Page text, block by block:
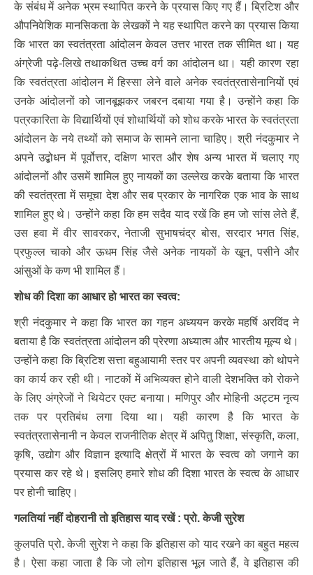
के संबंध में अनेक भ्रम स्थापित करने के प्रयास किए गए हैं। ब्रिटिश और
औपनिवेशिक मानसिकता के लेखकों ने यह स्थापित करने का प्रयास किया
कि भारत का स्वतंत्रता आंदोलन केवल उत्तर भारत तक सीमित था। यह
अंग्रेजी पढ़े-लिखे तथाकथित उच्च वर्ग का आंदोलन था। यही कारण रहा
कि स्वतंत्रता आंदोलन में हिस्सा लेने वाले अनेक स्वतंत्रतासेनानियों एवं
उनके आंदोलनों को जानबूझकर जबरन दबाया गया है। उन्होंने कहा कि
पत्रकारिता के विद्यार्थियों एवं शोधार्थियों को शोध करके भारत के स्वतंत्रता
आंदोलन के नये तथ्यों को समाज के सामने लाना चाहिए। श्री नंदकुमार ने
अपने उद्बोधन में पूर्वोत्तर, दक्षिण भारत और शेष अन्य भारत में चलाए गए
आंदोलनों और उसमें शामिल हुए नायकों का उल्लेख करके बताया कि भारत
की स्वतंत्रता में समूचा देश और सब प्रकार के नागरिक एक भाव के साथ
शामिल हुए थे। उन्होंने कहा कि हम सदैव याद रखें कि हम जो सांस लेते हैं,
उस हवा में वीर सावरकर, नेताजी सुभाषचंद्र बोस, सरदार भगत सिंह,
प्रफुल्ल चाको और ऊधम सिंह जैसे अनेक नायकों के खून, पसीने और
आंसुओं के कण भी शामिल हैं।
शोध की दिशा का आधार हो भारत का स्वत्व:
श्री नंदकुमार ने कहा कि भारत का गहन अध्ययन करके महर्षि अरविंद ने
बताया है कि स्वतंत्रता आंदोलन की प्रेरणा अध्यात्म और भारतीय मूल्य थे।
उन्होंने कहा कि ब्रिटिश सत्ता बहुआयामी स्तर पर अपनी व्यवस्था को थोपने
का कार्य कर रही थी। नाटकों में अभिव्यक्त होने वाली देशभक्ति को रोकने
के लिए अंग्रेजों ने थियेटर एक्ट बनाया। मणिपुर और मोहिनी अट्टम नृत्य
तक पर प्रतिबंध लगा दिया था। यही कारण है कि भारत के
स्वतंत्रतासेनानी न केवल राजनीतिक क्षेत्र में अपितु शिक्षा, संस्कृति, कला,
कृषि, उद्योग और विज्ञान इत्यादि क्षेत्रों में भारत के स्वत्व को जगाने का
प्रयास कर रहे थे। इसलिए हमारे शोध की दिशा भारत के स्वत्व के आधार
पर होनी चाहिए।
गलतियां नहीं दोहरानी तो इतिहास याद रखें : प्रो. केजी सुरेश
कुलपति प्रो. केजी सुरेश ने कहा कि इतिहास को याद रखने का बहुत महत्व
है। ऐसा कहा जाता है कि जो लोग इतिहास भूल जाते हैं, वे इतिहास की